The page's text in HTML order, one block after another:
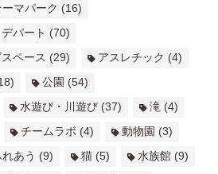
ーマパーク (16)
パート (70)
ペース (29) アスレチック (4)
公園 (54)
水遊び・川遊び (37) 滝 (4)
チームラボ (4) 動物園 (3)
あう (9) 猫 (5) 水族館 (9)